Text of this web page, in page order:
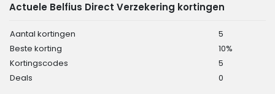
Actuele Belfius Direct Verzekering kortingen
Aantal kortingen
5
Beste korting
10%
Kortingscodes
5
Deals
0